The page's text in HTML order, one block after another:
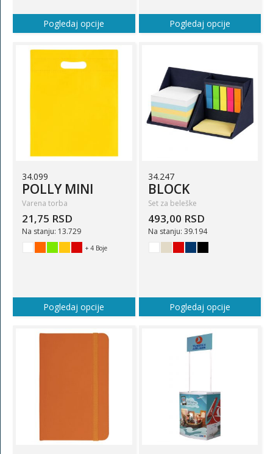
Pogledaj opcije Pogledaj opcije
34.099
POLLY MINI
Varena torba
21,75 RSD
Na stanju: 13.729
+ 4 Boje
Pogledaj opcije
34.247
BLOCK
Set za beleške
493,00 RSD
Na stanju: 39.194
Pogledaj opcije